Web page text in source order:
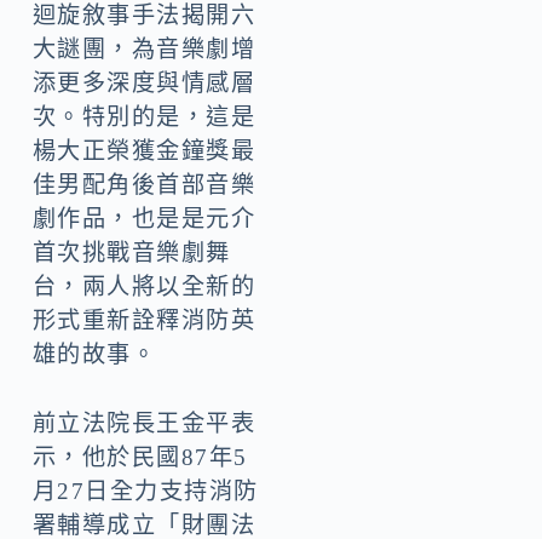
迴旋敘事手法揭開六
大謎團，為音樂劇增
添更多深度與情感層
次。特別的是，這是
楊大正榮獲金鐘獎最
佳男配角後首部音樂
劇作品，也是是元介
首次挑戰音樂劇舞
台，兩人將以全新的
形式重新詮釋消防英
雄的故事。
前立法院長王金平表
示，他於民國87年5
月27日全力支持消防
署輔導成立「財團法